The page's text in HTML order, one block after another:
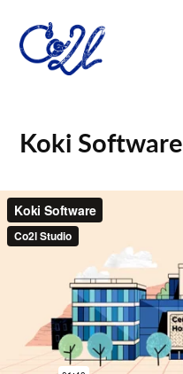
Koki Software